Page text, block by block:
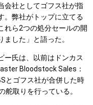
会社としてゴフス社が指
。弊社がトップに立てる
れら2つの処分セールの開
した」と語った。
氏は、以前はドンカス
Bloodstock Sales：
とゴフス社が合併した時
舵取りを行っている。